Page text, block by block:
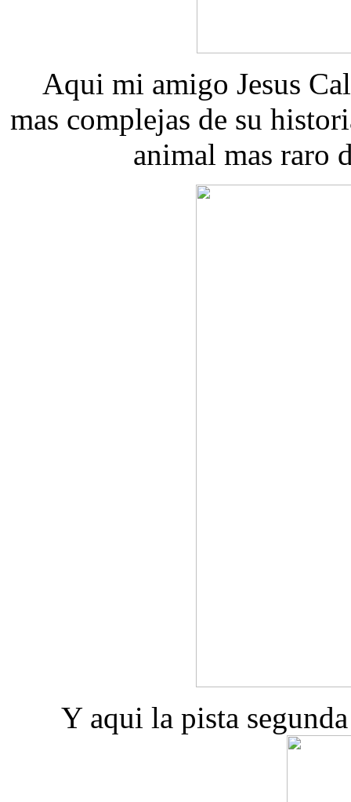
Aqui mi amigo Jesus
mas complejas de su
animal mas raro
Y aqui la pista